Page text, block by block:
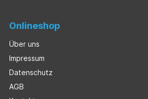
Onlineshop
Über uns
Impressum
Datenschutz
AGB